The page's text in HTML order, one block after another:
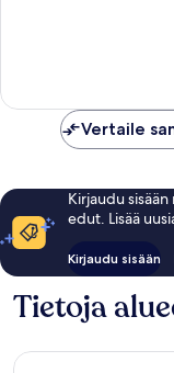
Vertaile
Kirjaudu
edut. Lisää
Kirjaudu sisään
Tietoja